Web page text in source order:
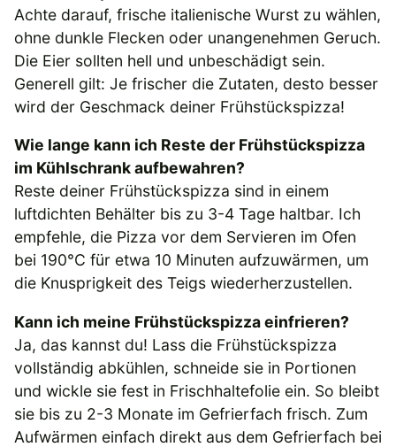
Achte darauf, frische italienische Wurst zu wählen,
ohne dunkle Flecken oder unangenehmen Geruch.
Die Eier sollten hell und unbeschädigt sein.
Generell gilt: Je frischer die Zutaten, desto besser
wird der Geschmack deiner Frühstückspizza!
Wie lange kann ich Reste der Frühstückspizza
im Kühlschrank aufbewahren?
Reste deiner Frühstückspizza sind in einem
luftdichten Behälter bis zu 3-4 Tage haltbar. Ich
empfehle, die Pizza vor dem Servieren im Ofen
bei 190°C für etwa 10 Minuten aufzuwärmen, um
die Knusprigkeit des Teigs wiederherzustellen.
Kann ich meine Frühstückspizza einfrieren?
Ja, das kannst du! Lass die Frühstückspizza
vollständig abkühlen, schneide sie in Portionen
und wickle sie fest in Frischhaltefolie ein. So bleibt
sie bis zu 2-3 Monate im Gefrierfach frisch. Zum
Aufwärmen einfach direkt aus dem Gefrierfach bei